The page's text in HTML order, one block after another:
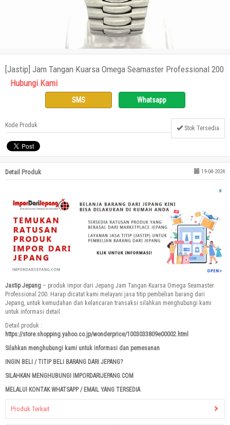
[Jastip] Jam Tangan Kuarsa Omega Seamaster Professional 200
Hubungi Kami
SMS Whatsapp
Kode Produk: Stok Tersedia
Detail Produk 19-04-2024
Jastip Jepang – produk impor dari Jepang Jam Tangan Kuarsa Omega Seamaster
Professional 200. Harap dicatat kami melayani jasa titip pembelian barang dari
Jepang, untuk kemudahan dan kelancaran transaksi silahkan menghubungi kami
untuk informasi detail.
Detail produk :
https://store.shopping.yahoo.co.jp/wonderprice/1003033809e00002.html
Silahkan menghubungi kami untuk informasi dan pemesanan
INGIN BELI / TITIP BELI BARANG DARI JEPANG?
SILAHKAN MENGHUBUNGI IMPORDARIJEPANG.COM
MELALUI KONTAK WHATSAPP / EMAIL YANG TERSEDIA
Produk Terkait